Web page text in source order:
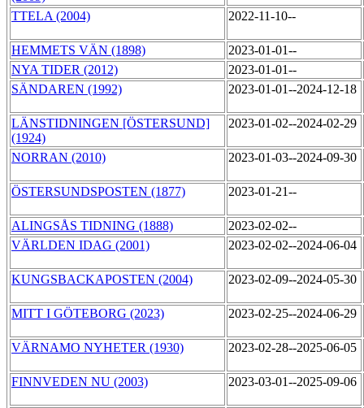
TTELA (2004)
2022-11-10--
HEMMETS VÄN (1898)
2023-01-01--
NYA TIDER (2012)
2023-01-01--
SÄNDAREN (1992)
2023-01-01--2024-12-18
LÄNSTIDNINGEN [ÖSTERSUND]
(1924)
2023-01-02--2024-02-29
NORRAN (2010) 2023-01-03--2024-09-30
ÖSTERSUNDSPOSTEN (1877) 2023-01-21--
ALINGSÅS TIDNING (1888)
2023-02-02--
VÄRLDEN IDAG (2001)
2023-02-02--2024-06-04
KUNGSBACKAPOSTEN (2004) 2023-02-09--2024-05-30
MITT I GÖTEBORG (2023) 2023-02-25--2024-06-29
VÄRNAMO NYHETER (1930) 2023-02-28--2025-06-05
FINNVEDEN NU (2003) 2023-03-01--2025-09-06